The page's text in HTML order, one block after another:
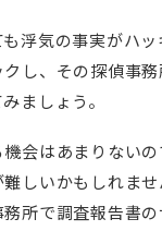
浮気の事実がハ
し、その探偵事
ましょう。
会はあまりない
しいかもしれま
所で調査報告書